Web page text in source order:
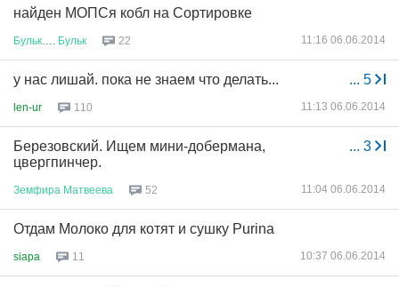
найден МОПСя кобл на Сортировке
Бульк Бульк 22 11:16 06.06.2014
... 5
у нас лишай. пока не знаем что делать...
len-ur 110 11:13 06.06.2014
... 3
Березовский. Ищем мини-добермана,
цвергпинчер.
Земфира Матвеева 52 11:04 06.06.2014
Отдам Молоко для котят и сушку Purina
siapa 11 10:37 06.06.2014